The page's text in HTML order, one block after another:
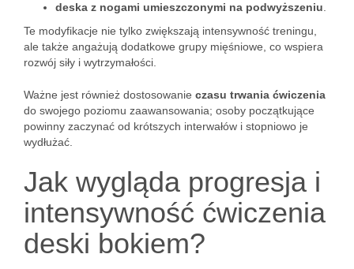
deska z nogami umieszczonymi na podwyższeniu
Te modyfikacje nie tylko zwiększają intensywność treningu,
ale także angażują dodatkowe grupy mięśniowe, co wspiera
rozwój siły i wytrzymałości.
Ważne jest również dostosowanie czasu trwania ćwiczenia
do swojego poziomu zaawansowania; osoby początkujące
powinny zaczynać od krótszych interwałów i stopniowo je
wydłużać.
Jak wygląda progresja i
intensywność ćwiczenia
deski bokiem?